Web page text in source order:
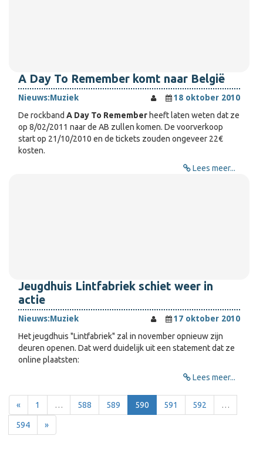
A Day To Remember komt naar België
Nieuws:Muziek
18 oktober 2010
De rockband A Day To Remember heeft laten weten dat ze
op 8/02/2011 naar de AB zullen komen. De voorverkoop
start op 21/10/2010 en de tickets zouden ongeveer 22€
kosten.
Lees meer...
Jeugdhuis Lintfabriek schiet weer in
actie
Nieuws:Muziek
17 oktober 2010
Het jeugdhuis "Lintfabriek" zal in november opnieuw zijn
deuren openen. Dat werd duidelijk uit een statement dat ze
online plaatsten:
Lees meer...
« 1 … 588 589 590 591 592 …
594 »